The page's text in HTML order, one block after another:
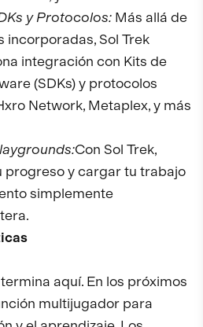
y Protocolos: Más allá de
Sol Trek
integración con Kits de
(SDKs) y protocolos
Network, Metaplex, y más
Con Sol Trek,
progreso y cargar tu trabajo
simplemente
aquí. En los próximos
multijugador para